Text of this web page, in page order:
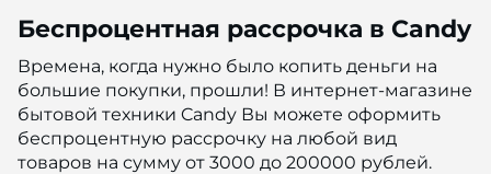
Беспроцентная рассрочка в Candy
Времена, когда нужно было копить деньги на
большие покупки, прошли! В интернет-магазине
бытовой техники Candy Вы можете оформить
беспроцентную рассрочку на любой вид
товаров на сумму от 3000 до 200000 рублей.